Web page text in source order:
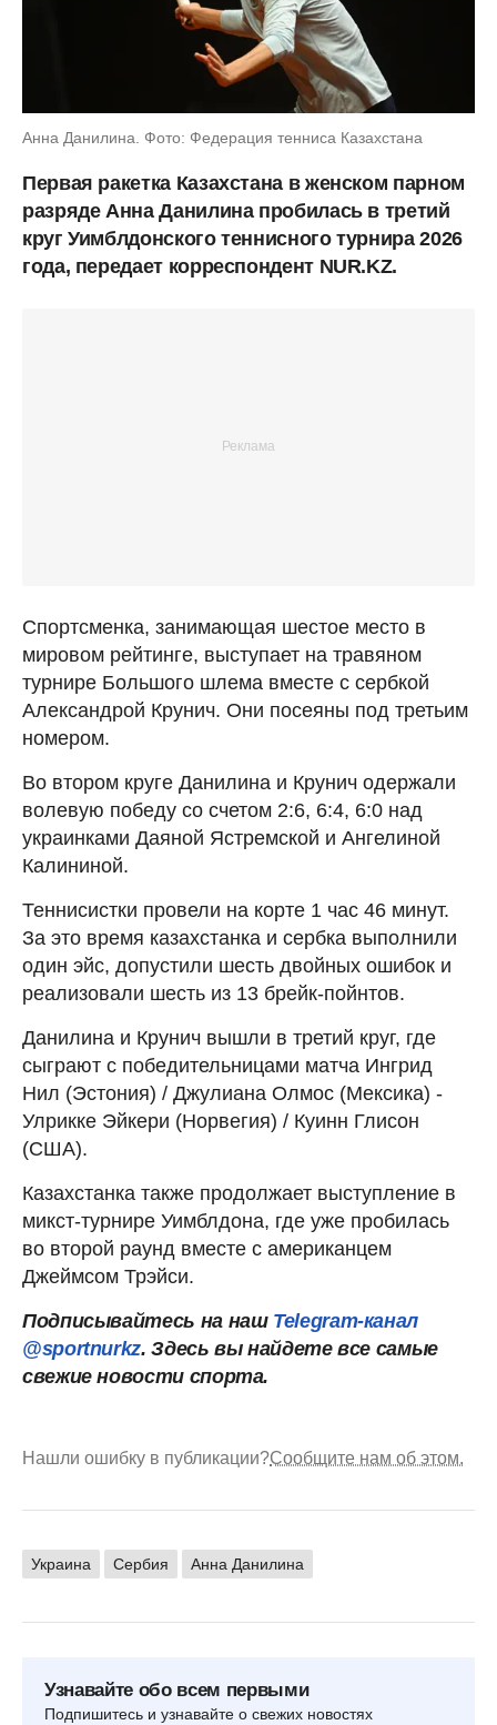
Анна Данилина. Фото: Федерация тенниса Казахстана
Первая ракетка Казахстана в женском парном
разряде Анна Данилина пробилась в третий
круг Уимблдонского теннисного турнира 2026
года, передает корреспондент NUR.KZ.
Спортсменка, занимающая шестое место в
мировом рейтинге, выступает на травяном
турнире Большого шлема вместе с сербкой
Александрой Крунич. Они посеяны под третьим
номером.
Во втором круге Данилина и Крунич одержали
волевую победу со счетом 2:6, 6:4, 6:0 над
украинками Даяной Ястремской и Ангелиной
Калининой.
Теннисистки провели на корте 1 час 46 минут.
За это время казахстанка и сербка выполнили
один эйс, допустили шесть двойных ошибок и
реализовали шесть из 13 брейк-пойнтов.
Данилина и Крунич вышли в третий круг, где
сыграют с победительницами матча Ингрид
Нил (Эстония) / Джулиана Олмос (Мексика) -
Улрикке Эйкери (Норвегия) / Куинн Глисон
(США).
Казахстанка также продолжает выступление в
микст-турнире Уимблдона, где уже пробилась
во второй раунд вместе с американцем
Джеймсом Трэйси.
Подписывайтесь на наш Telegram-канал
@sportnurkz. Здесь вы найдете все самые
свежие новости спорта.
Нашли ошибку в публикации?Сообщите нам об этом.
Украина Сербия Анна Данилина
Узнавайте обо всем первыми
Подпишитесь и узнавайте о свежих новостях